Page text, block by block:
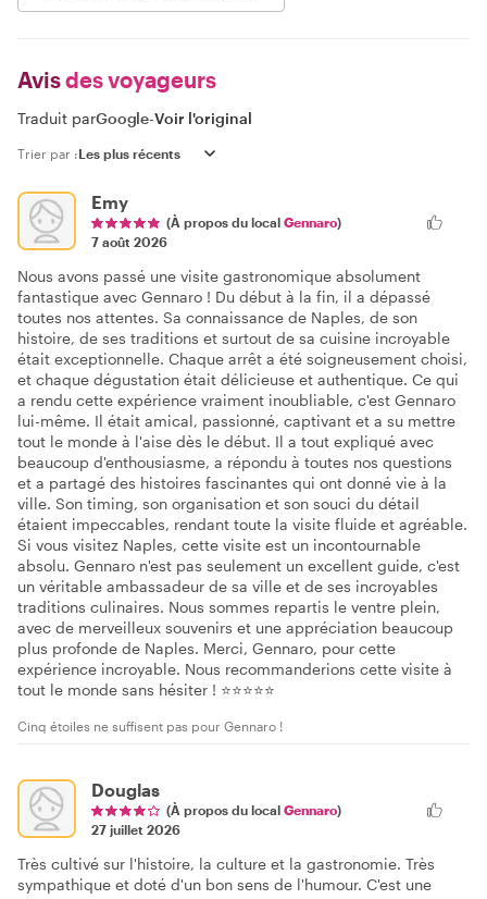
Avisdes voyageurs
Traduit parGoogle-Voir l'original
Trier par :
Emy
(À propos du local Gennaro)
7 août 2026
Nous avons passé une visite gastronomique absolument
fantastique avec Gennaro ! Du début à la fin, il a dépassé
toutes nos attentes. Sa connaissance de Naples, de son
histoire, de ses traditions et surtout de sa cuisine incroyable
était exceptionnelle. Chaque arrêt a été soigneusement choisi,
et chaque dégustation était délicieuse et authentique. Ce qui
a rendu cette expérience vraiment inoubliable, c'est Gennaro
lui-même. Il était amical, passionné, captivant et a su mettre
tout le monde à l'aise dès le début. Il a tout expliqué avec
beaucoup d'enthousiasme, a répondu à toutes nos questions
et a partagé des histoires fascinantes qui ont donné vie à la
ville. Son timing, son organisation et son souci du détail
étaient impeccables, rendant toute la visite fluide et agréable.
Si vous visitez Naples, cette visite est un incontournable
absolu. Gennaro n'est pas seulement un excellent guide, c'est
un véritable ambassadeur de sa ville et de ses incroyables
traditions culinaires. Nous sommes repartis le ventre plein,
avec de merveilleux souvenirs et une appréciation beaucoup
plus profonde de Naples. Merci, Gennaro, pour cette
expérience incroyable. Nous recommanderions cette visite à
tout le monde sans hésiter ! ⭐⭐⭐⭐⭐
Cinq étoiles ne suffisent pas pour Gennaro !
Douglas
(À propos du local Gennaro)
27 juillet 2026
Très cultivé sur l'histoire, la culture et la gastronomie. Très
sympathique et doté d'un bon sens de l'humour. C'est une